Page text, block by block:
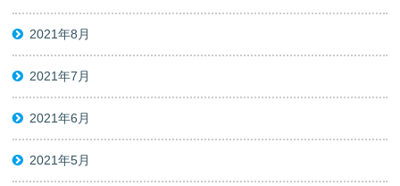
2021年8月
2021年7月
2021年6月
2021年5月